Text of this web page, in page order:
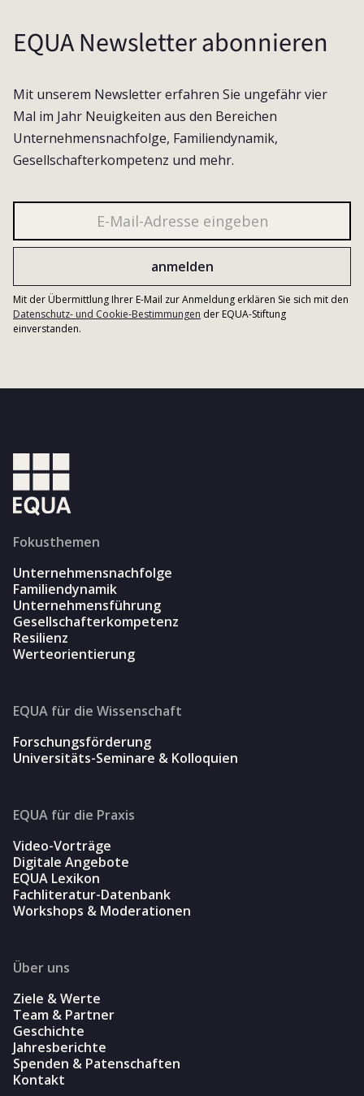
EQUA Newsletter abonnieren
Mit unserem Newsletter erfahren Sie ungefähr vier
Mal im Jahr Neuigkeiten aus den Bereichen
Unternehmensnachfolge, Familiendynamik,
Gesellschafterkompetenz und mehr.
Mit der Übermittlung Ihrer E-Mail zur Anmeldung erklären Sie sich mit den
Datenschutz- und Cookie-Bestimmungen der EQUA-Stiftung
einverstanden.
Fokusthemen
Unternehmensnachfolge
Familiendynamik
Unternehmensführung
Gesellschafterkompetenz
Resilienz
Werteorientierung
EQUA für die Wissenschaft
Forschungsförderung
Universitäts-Seminare & Kolloquien
EQUA für die Praxis
Video-Vorträge
Digitale Angebote
EQUA Lexikon
Fachliteratur-Datenbank
Workshops & Moderationen
Über uns
Ziele & Werte
Team & Partner
Geschichte
Jahresberichte
Spenden & Patenschaften
Kontakt